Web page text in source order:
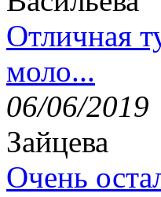
Отличная
моло...
06/06/2019
Зайцева
Очень